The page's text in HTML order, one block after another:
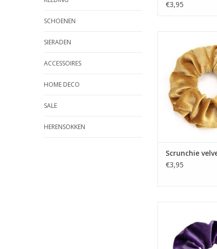
SCHOENEN
SIERADEN
ACCESSOIRES
HOME DECO
SALE
HERENSOKKEN
€3,95
Scrunchie
€3,95